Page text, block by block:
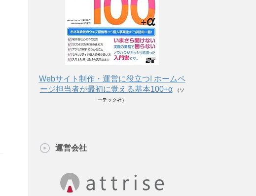
Webサイト制作・運営に役立つ! ホームペ
ージ担当者が最初に覚える基本100+α
（ソ
ーテック社）
運営会社